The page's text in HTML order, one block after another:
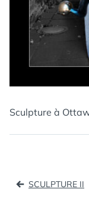
Sculpture à
Navigation
SCULPTURE II